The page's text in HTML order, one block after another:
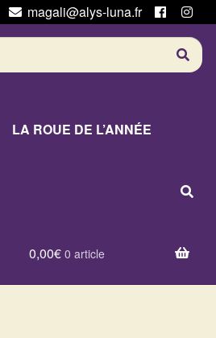
magali@alys-luna.fr
LA ROUE DE L’ANNÉE
0,00€ 0 article